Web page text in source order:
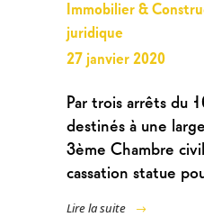
Immobilier &
juridique
27 janvier 2020
Par trois arrêts du
destinés à une
3ème Chambre
cassation statue
Lire la suite